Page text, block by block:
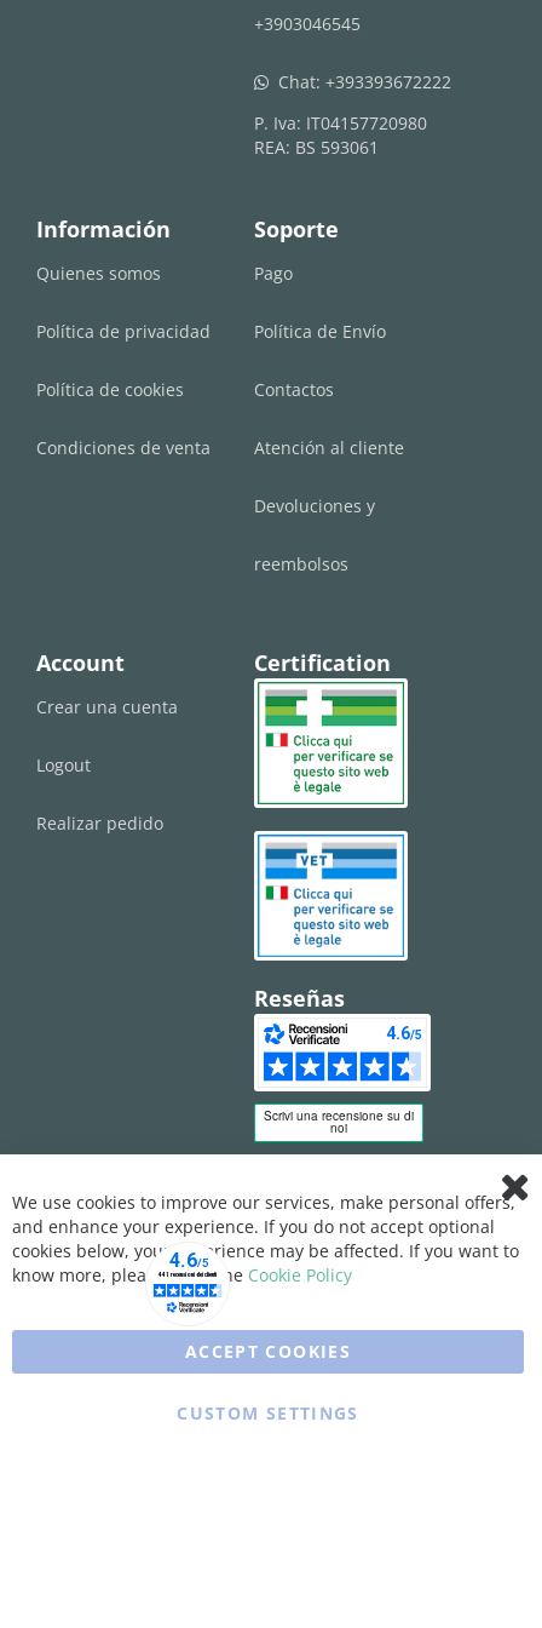
+3903046545
whatsapp Chat: +393393672222
P. Iva: IT04157720980
REA: BS 593061
Información
Quienes somos
Política de privacidad
Política de cookies
Condiciones de venta
Soporte
Pago
Política de Envío
Contactos
Atención al cliente
Devoluciones y
reembolsos
Account
Crear una cuenta
Logout
Realizar pedido
Certification
Reseñas
Bar
We use cookies to improve our services, make personal offers,
and enhance your experience. If you do not accept optional
cookies below, your experience may be affected. If you want to
know more, please, read the Cookie Policy
ACCEPT COOKIES
CUSTOM SETTINGS